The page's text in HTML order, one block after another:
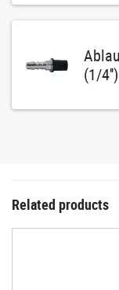
(1/4'')
Related products